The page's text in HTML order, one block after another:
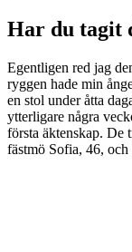
Har du tagit
Egentligen red jag
ryggen hade min
en stol under åtta
ytterligare några
första äktenskap. De
fästmö Sofia, 46,